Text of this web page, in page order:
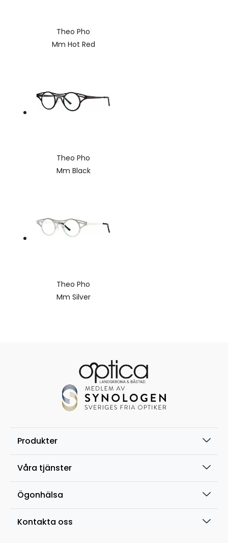
Theo Pho
Mm Hot Red
Theo Pho
Mm Black
Theo Pho
Mm Silver
Produkter
Våra tjänster
Ögonhälsa
Kontakta oss